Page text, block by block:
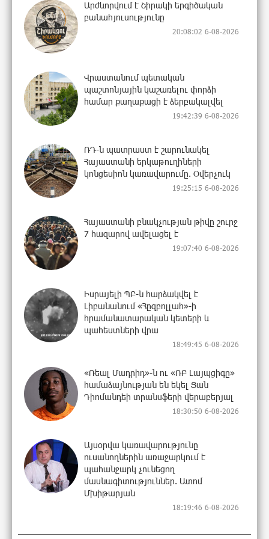
Արժևորվում է Շիրակի երգիծական
բանահյուսությունը
20:08:02 6-08-2026
Վրաստանում պետական ​​
պաշտոնյային կաշառելու փորձի
համար քաղաքացի է ձերբակալվել
19:42:39 6-08-2026
ՌԴ-ն պատրաստ է շարունակել
Հայաստանի երկաթուղիների
կոնցեսիոն կառավարումը. Օվերչուկ
19:25:15 6-08-2026
Հայաստանի բնակչության թիվը շուրջ
7 հազարով ավելացել է
19:07:40 6-08-2026
Իսրայելի ՊԲ-ն հարձակվել է
Լիբանանում «Հըզբոլլահ»-ի
հրամանատարական կետերի և
պահեստների վրա
18:49:45 6-08-2026
«Ռեալ Մադրիդ»-ն ու «ՌԲ Լայպցիգը»
համաձայնության են եկել Յան
Դիոմանդեի տրանսֆերի վերաբերյալ
18:30:50 6-08-2026
Այսօրվա կառավարությունը
ուսանողներին առաջարկում է
պահանջարկ չունեցող
մասնագիտություններ. Ատոմ
Մխիթարյան
18:19:46 6-08-2026
Հայրենիքը փոքրանում է մեր աչքերի